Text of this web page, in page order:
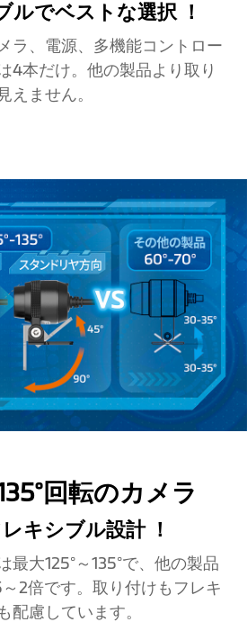
ルでベストな選択 ！
ラ、電源、多機能コントロー
4本だけ。他の製品より取り
えません。
回転のカメラ
キシブル設計 ！
最大125°～135°で、他の製品
～2倍です。取り付けもフレキ
配慮しています。